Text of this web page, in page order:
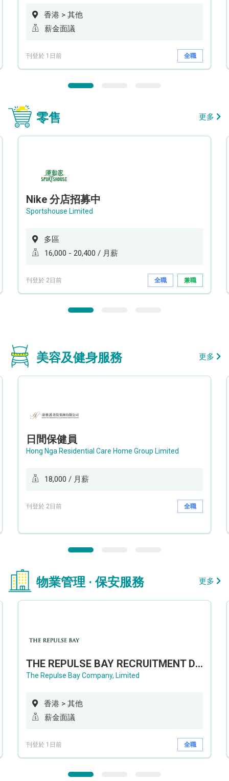
香港 > 其他
薪金面議
刊登於 1日前 全職
零售 更多
Nike 分店招募中
Sportshouse Limited
多區
16,000 - 20,400 / 月薪
刊登於 2日前 全職 兼職
美容及健身服務 更多
日間保健員
Hong Nga Residential Care Home Group Limited
18,000 / 月薪
刊登於 2日前 全職
物業管理 · 保安服務 更多
THE REPULSE BAY RECRUITMENT DAY 淺水灣影灣園人才招聘會
The Repulse Bay Company, Limited
香港 > 其他
薪金面議
刊登於 1日前 全職